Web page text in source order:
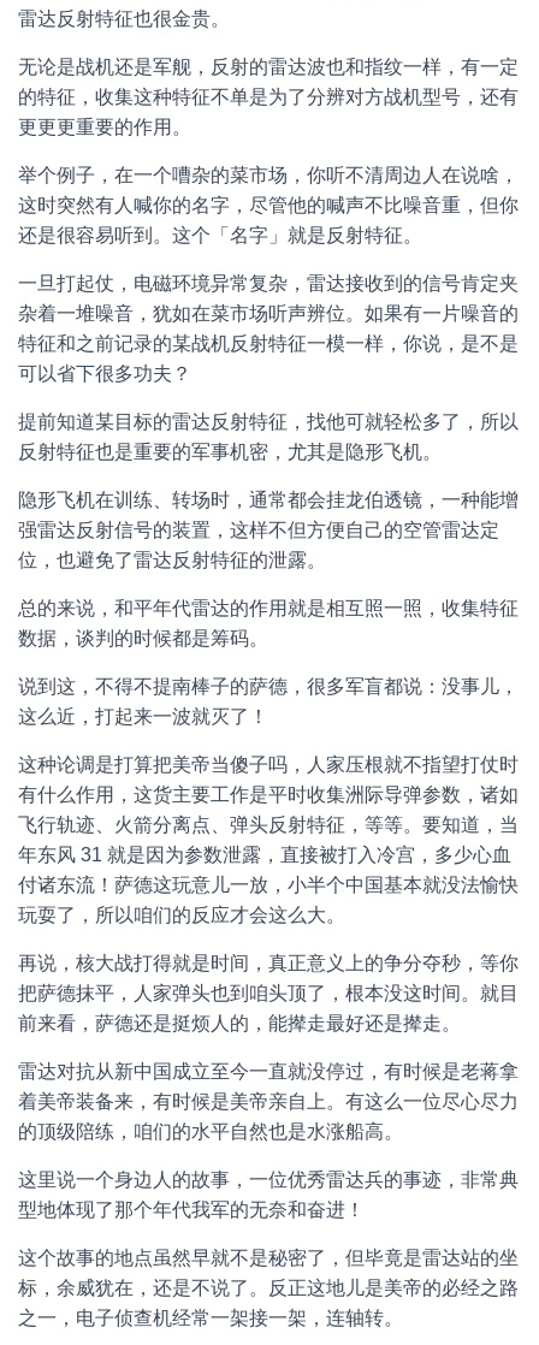
雷达反射特征也很金贵。
无论是战机还是军舰，反射的雷达波也和指纹一样，有一定
的特征，收集这种特征不单是为了分辨对方战机型号，还有
更更更重要的作用。
举个例子，在一个嘈杂的菜市场，你听不清周边人在说啥，
这时突然有人喊你的名字，尽管他的喊声不比噪音重，但你
还是很容易听到。这个「名字」就是反射特征。
一旦打起仗，电磁环境异常复杂，雷达接收到的信号肯定夹
杂着一堆噪音，犹如在菜市场听声辨位。如果有一片噪音的
特征和之前记录的某战机反射特征一模一样，你说，是不是
可以省下很多功夫？
提前知道某目标的雷达反射特征，找他可就轻松多了，所以
反射特征也是重要的军事机密，尤其是隐形飞机。
隐形飞机在训练、转场时，通常都会挂龙伯透镜，一种能增
强雷达反射信号的装置，这样不但方便自己的空管雷达定
位，也避免了雷达反射特征的泄露。
总的来说，和平年代雷达的作用就是相互照一照，收集特征
数据，谈判的时候都是筹码。
说到这，不得不提南棒子的萨德，很多军盲都说：没事儿，
这么近，打起来一波就灭了！
这种论调是打算把美帝当傻子吗，人家压根就不指望打仗时
有什么作用，这货主要工作是平时收集洲际导弹参数，诸如
飞行轨迹、火箭分离点、弹头反射特征，等等。要知道，当
年东风 31 就是因为参数泄露，直接被打入冷宫，多少心血
付诸东流！萨德这玩意儿一放，小半个中国基本就没法愉快
玩耍了，所以咱们的反应才会这么大。
再说，核大战打得就是时间，真正意义上的争分夺秒，等你
把萨德抹平，人家弹头也到咱头顶了，根本没这时间。就目
前来看，萨德还是挺烦人的，能撵走最好还是撵走。
雷达对抗从新中国成立至今一直就没停过，有时候是老蒋拿
着美帝装备来，有时候是美帝亲自上。有这么一位尽心尽力
的顶级陪练，咱们的水平自然也是水涨船高。
这里说一个身边人的故事，一位优秀雷达兵的事迹，非常典
型地体现了那个年代我军的无奈和奋进！
这个故事的地点虽然早就不是秘密了，但毕竟是雷达站的坐
标，余威犹在，还是不说了。反正这地儿是美帝的必经之路
之一，电子侦查机经常一架接一架，连轴转。